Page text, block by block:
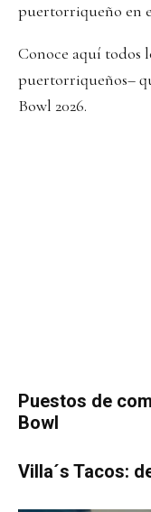
puertorriqueño en
Conoce aquí todos
puertorriqueños–
Bowl 2026.
Puestos de
Bowl
Villa´s Tacos: